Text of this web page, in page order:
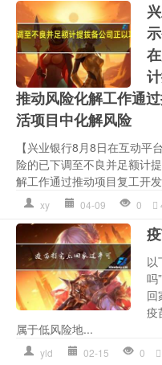
推动风险化解工作通
活项目中化解风险
【兴业银行8月8日在互动平
险的已下调至不良并足额计
解工作通过推动项目复工开
xy 04-09 0
以
吗
回
疫
属于低风险地...
yld 02-15 0